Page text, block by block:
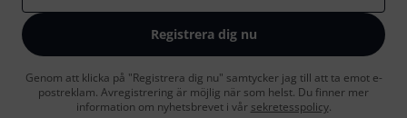
Registrera dig nu
Genom att klicka på "Registrera dig nu" samtycker jag till att ta emot e-
postreklam. Avregistrering är möjlig när som helst. Du finner mer
information om nyhetsbrevet i vår sekretesspolicy.